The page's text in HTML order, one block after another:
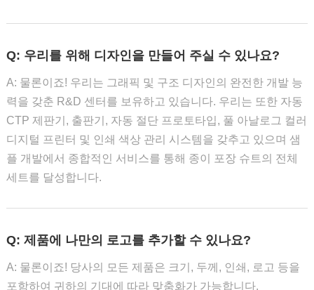
Q: 우리를 위해 디자인을 만들어 주실 수 있나요?
A: 물론이죠! 우리는 그래픽 및 구조 디자인의 완전한 개발 능
력을 갖춘 R&D 센터를 보유하고 있습니다. 우리는 또한 자동
CTP 제판기, 출판기, 자동 절단 프로토타입, 풀 아날로그 컬러
디지털 프린터 및 인쇄 색상 관리 시스템을 갖추고 있으며 샘
플 개발에서 종합적인 서비스를 통해 종이 포장 슈트의 전체
세트를 달성합니다.
Q: 제품에 나만의 로고를 추가할 수 있나요?
A: 물론이죠! 당사의 모든 제품은 크기, 두께, 인쇄, 로고 등을
포함하여 귀하의 기대에 따라 맞춤화가 가능합니다.